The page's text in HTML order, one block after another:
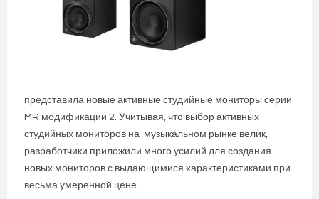
представила новые активные студийные мониторы серии
MR модификации 2. Учитывая, что выбор активных
студийных мониторов на музыкальном рынке велик,
разработчики приложили много усилий для создания
новых мониторов с выдающимися характеристиками при
весьма умеренной цене.